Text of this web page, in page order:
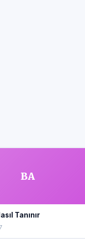
BA
Tanınır